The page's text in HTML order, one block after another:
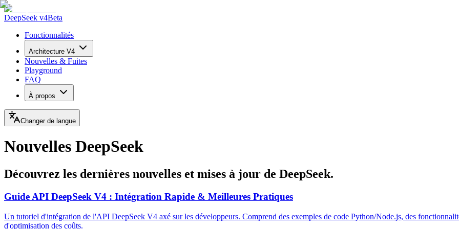
DeepSeek v4Beta
Fonctionnalités
Architecture V4
Nouvelles & Fuites
Playground
FAQ
À propos
Changer de langue
Nouvelles DeepSeek
Découvrez les dernières nouvelles et mises à jour de DeepSeek.
Guide API DeepSeek V4 : Intégration Rapide & Meilleures Pratiques
Un tutoriel d'intégration de l'API DeepSeek V4 axé sur les développeurs. Comprend des exemples de code Python/Node.js, des
d'optimisation des coûts.